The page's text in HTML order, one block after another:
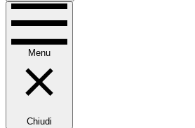
Menu
Chiudi